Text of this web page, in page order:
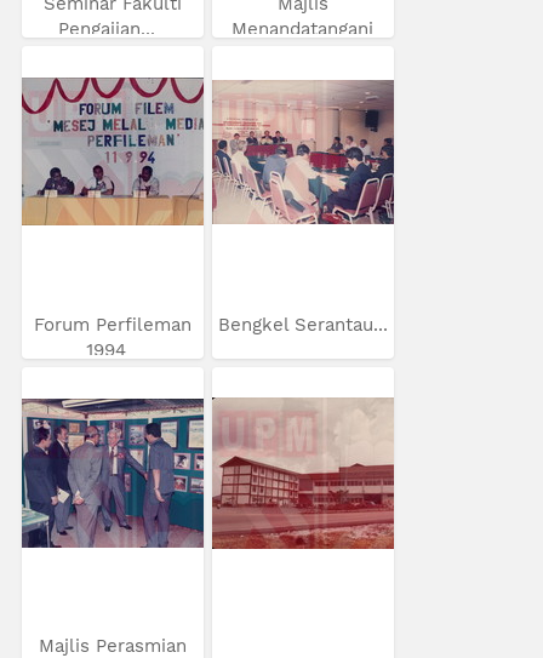
Pengajian...
Menandatangani
Forum Perfileman
1994
Bengkel Serantau...
Majlis Perasmian